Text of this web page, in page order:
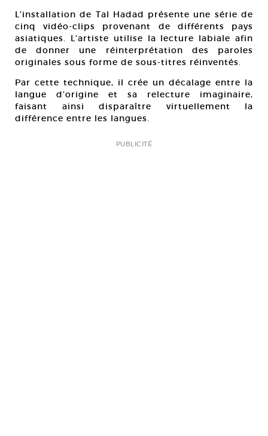
L’installation de Tal Hadad présente une série de
cinq vidéo-clips provenant de différents pays
asiatiques. L’artiste utilise la lecture labiale afin
de donner une réinterprétation des paroles
originales sous forme de sous-titres réinventés.
Par cette technique, il crée un décalage entre la
langue d’origine et sa relecture imaginaire,
faisant ainsi disparaître virtuellement la
différence entre les langues.
PUBLICITÉ